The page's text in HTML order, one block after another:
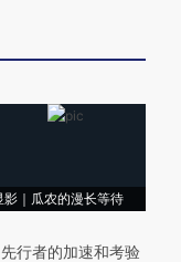
影｜瓜农的漫长等待
行者的加速和考验